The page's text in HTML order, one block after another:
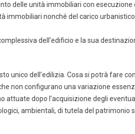
delle unità immobiliari con esecuzione
immobiliari nonché del carico
dell’edificio e la sua
unico dell’edilizia. Cosa si potrà fare
non configurano una variazione
dopo l’acquisizione degli
ambientali, di tutela del patrimonio